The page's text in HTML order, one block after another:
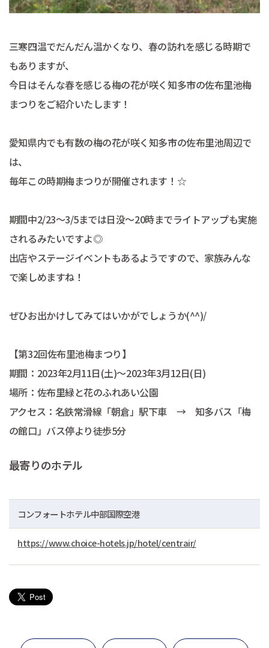
三寒四温でだんだん温かくなり、春の訪れを感じる時期で
もありますが、
今日はそんな春を感じる梅の花が咲く知多市の佐布里池梅
まつりをご紹介いたします！
愛知県内でも有数の梅の花が咲く知多市の佐布里池周辺で
は、
毎年この時期梅まつりが開催されます！☆
期間中2/23～3/5までは日没～20時までライトアップも実施
されるみたいですよ◎
出店やステージイベントもあるようですので、家族みんな
で楽しめますね！
ぜひお出かけしてみてはいかがでしょうか(^^)/
【第32回佐布里池梅まつり】
期間：2023年2月11日(土)～2023年3月12日(日)
場所：佐布里緑と花のふれあい公園
アクセス：名鉄常滑線「朝倉」駅下車 → 知多バス「梅
の館口」バス停より徒歩5分
最寄りのホテル
コンフォートホテル中部国際空港
https://www.choice-hotels.jp/hotel/centrair/